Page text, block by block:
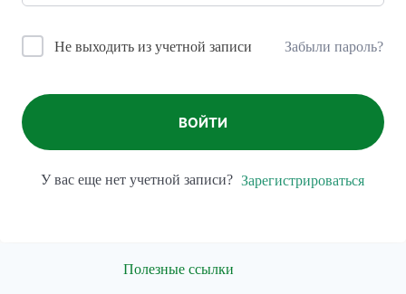
Не выходить из учетной записи Забыли пароль?
ВОЙТИ
У вас еще нет учетной записи? Зарегистрироваться
Полезные ссылки